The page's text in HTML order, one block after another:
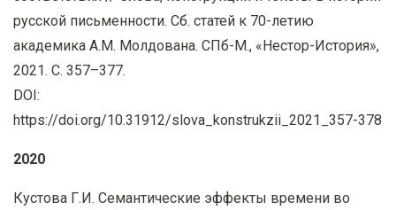
русской письменности. Сб. статей к 70-летию
академика А.М. Молдована. СПб-М., «Нестор-История»,
2021. С. 357–377.
DOI:
https://doi.org/10.31912/slova konstrukzii _2021_357-378
2020
Кустова Г.И. Семантические эффекты времени во